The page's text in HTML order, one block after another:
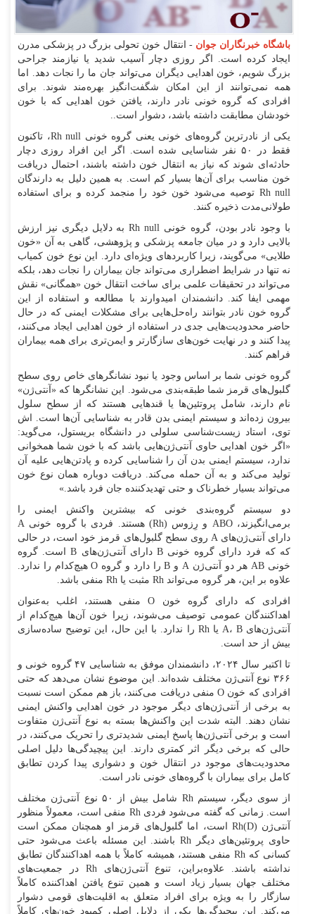
باشگاه خبرنگاران جوان - انتقال خون تحولی بزرگ در پزشکی مدرن
ایجاد کرده است. اگر روزی دچار آسیب شدید یا نیازمند جراحی
بزرگ شویم، خون اهدایی دیگران می‌تواند جان ما را نجات دهد. اما
همه نمی‌توانند از این امکان شگفت‌انگیز بهره‌مند شوند. برای
افرادی که گروه خونی نادر دارند، یافتن خون اهدایی که با خون
خودشان مطابقت داشته باشد، دشوار است..
یکی از نادرترین گروه‌های خونی یعنی گروه خونی Rh null، تاکنون
فقط در ۵۰ نفر شناسایی شده است. اگر این افراد روزی دچار
حادثه‌ای شوند که نیاز به انتقال خون داشته باشند، احتمال دریافت
خون مناسب برای آن‌ها بسیار کم است. به همین دلیل به دارندگان
Rh null توصیه می‌شود خون خود را منجمد کرده و برای استفاده
طولانی‌مدت ذخیره کنند.
با وجود نادر بودن، گروه خونی Rh null به دلایل دیگری نیز ارزش
بالایی دارد و در میان جامعه پزشکی و پژوهشی، گاهی به آن «خون
طلایی» می‌گویند، زیرا کاربردهای ویژه‌ای دارد. این نوع خون کمیاب
نه تنها در شرایط اضطراری می‌تواند جان بیماران را نجات دهد، بلکه
می‌تواند در تحقیقات علمی برای ساخت انتقال خون «همگانی» نقش
مهمی ایفا کند. دانشمندان امیدوارند با مطالعه و استفاده از این
گروه خون نادر بتوانند راه‌حل‌هایی برای مشکلات ایمنی که در حال
حاضر محدودیت‌هایی جدی در استفاده از خون اهدایی ایجاد می‌کنند،
پیدا کنند و در نهایت خون‌های سازگارتر و ایمن‌تری برای همه بیماران
فراهم کنند.
گروه خونی شما بر اساس وجود یا نبود نشانگرهای خاص روی سطح
گلبول‌های قرمز شما طبقه‌بندی می‌شود. این نشانگرها که «آنتی‌ژن»
نام دارند، شامل پروتئین‌ها یا قندهایی هستند که از سطح سلول
بیرون زده‌اند و سیستم ایمنی بدن قادر به شناسایی آن‌ها است. اش
توی، استاد زیست‌شناسی سلولی در دانشگاه بریستول، می‌گوید:
«اگر خون اهدایی حاوی آنتی‌ژن‌هایی باشد که با خون شما همخوانی
ندارد، سیستم ایمنی بدن آن را شناسایی کرده و پادتن‌هایی علیه آن
تولید می‌کند و به آن حمله می‌کند. دریافت دوباره همان نوع خون
می‌تواند بسیار خطرناک و حتی تهدیدکننده جان فرد باشد.»
دو سیستم گروه‌بندی خونی که بیشترین واکنش ایمنی را
برمی‌انگیزند، ABO و رِزوس (Rh) هستند. فردی با گروه خونی A
دارای آنتی‌ژن‌های A روی سطح گلبول‌های قرمز خود است، در حالی
که که فرد دارای گروه خونی B دارای آنتی‌ژن‌های B است. گروه
خونی AB هر دو آنتی‌ژن A و B را دارد و گروه O هیچ‌کدام را ندارد.
علاوه بر این، هر گروه می‌تواند Rh مثبت یا Rh منفی باشد.
افرادی که دارای گروه خون O منفی هستند، اغلب به‌عنوان
اهداکنندگان عمومی توصیف می‌شوند، زیرا خون آن‌ها هیچ‌کدام از
آنتی‌ژن‌های A، B یا Rh را ندارد. با این حال، این توضیح ساده‌سازی
بیش از حد است.
تا اکتبر سال ۲۰۲۴، دانشمندان موفق به شناسایی ۴۷ گروه خونی و
۳۶۶ نوع آنتی‌ژن مختلف شده‌اند. این موضوع نشان می‌دهد که حتی
افرادی که خون O منفی دریافت می‌کنند، باز هم ممکن است نسبت
به برخی از آنتی‌ژن‌های دیگر موجود در خون اهدایی واکنش ایمنی
نشان دهند. البته شدت این واکنش‌ها بسته به نوع آنتی‌ژن متفاوت
است و برخی آنتی‌ژن‌ها پاسخ ایمنی شدیدتری را تحریک می‌کنند، در
حالی که برخی دیگر اثر کمتری دارند. این پیچیدگی‌ها دلیل اصلی
محدودیت‌های موجود در انتقال خون و دشواری پیدا کردن تطابق
کامل برای بیماران با گروه‌های خونی نادر است.
از سوی دیگر، سیستم Rh شامل بیش از ۵۰ نوع آنتی‌ژن مختلف
است. زمانی که گفته می‌شود فردی Rh منفی است، معمولاً منظور
آنتی‌ژن Rh(D) است، اما گلبول‌های قرمز او همچنان ممکن است
حاوی پروتئین‌های دیگر Rh باشند. این مسئله باعث می‌شود حتی
کسانی که Rh منفی هستند، همیشه کاملاً با همه اهداکنندگان تطابق
نداشته باشند. علاوه‌براین، تنوع آنتی‌ژن‌های Rh در جمعیت‌های
مختلف جهان بسیار زیاد است و همین تنوع یافتن اهداکننده کاملاً
سازگار را به ویژه برای افراد متعلق به اقلیت‌های قومی دشوار
می‌کند. این پیچیدگی‌ها یکی از دلایل اصلی کمبود خون‌های کاملاً